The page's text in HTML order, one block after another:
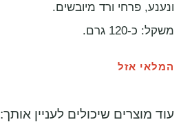
ונענע, פרחי ורד מיובשים.
משקל: כ-120 גרם.
המלאי אזל
עוד מוצרים שיכולים לעניין אותך: